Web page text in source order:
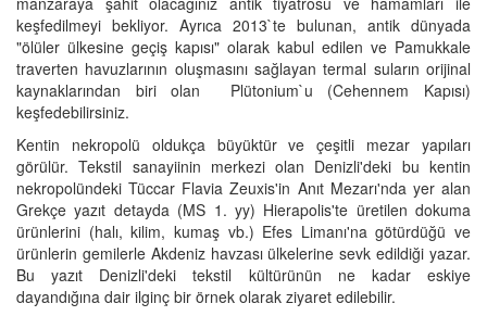
keşfedilmeyi bekliyor. Ayrıca 2013`te bulunan, antik dünyada
"ölüler ülkesine geçiş kapısı" olarak kabul edilen ve Pamukkale
traverten havuzlarının oluşmasını sağlayan termal suların orijinal
kaynaklarından biri olan Plütonium`u (Cehennem Kapısı)
keşfedebilirsiniz.
Kentin nekropolü oldukça büyüktür ve çeşitli mezar yapıları
görülür. Tekstil sanayiinin merkezi olan Denizli'deki bu kentin
nekropolündeki Tüccar Flavia Zeuxis'in Anıt Mezarı'nda yer alan
Grekçe yazıt detayda (MS 1. yy) Hierapolis'te üretilen dokuma
ürünlerini (halı, kilim, kumaş vb.) Efes Limanı'na götürdüğü ve
ürünlerin gemilerle Akdeniz havzası ülkelerine sevk edildiği yazar.
Bu yazıt Denizli'deki tekstil kültürünün ne kadar eskiye
dayandığına dair ilginç bir örnek olarak ziyaret edilebilir.